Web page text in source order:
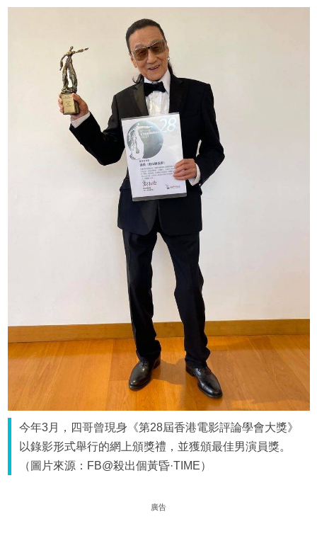
今年3月，四哥曾現身《第28屆香港電影評論學會大獎》
以錄影形式舉行的網上頒獎禮，並獲頒最佳男演員獎。
（圖片來源：FB@殺出個黃昏·TIME）
廣告